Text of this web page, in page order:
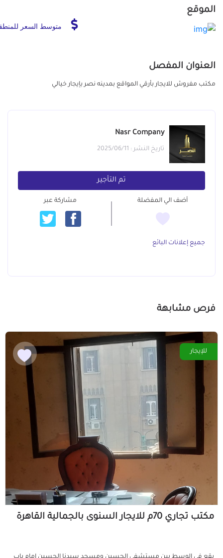
الموقع
متوسط السعر
العنوان المفصل
مكتب مفروش للايجار بأرقي المواقع بمدينه نصر بإيجار خيالي
Nasr Company
تاريخ النشر : 2025/06/11
تم التأجير
أضف الي المفضلة مشاركة عبر
جميع إعلانات البائع
فرص مشابهة
للإيجار
مكتب تجاري 70م للايجار السنوى بالجمالية القاهرة